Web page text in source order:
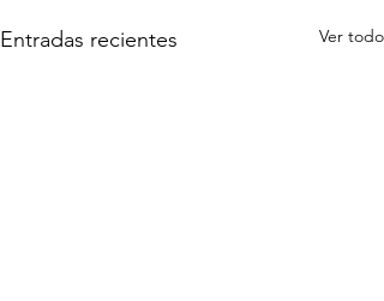
Entradas recientes Ver todo